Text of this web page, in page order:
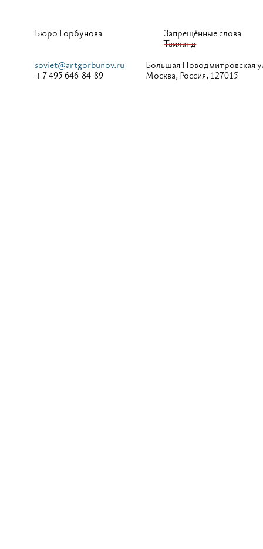
Бюро Горбунова
Запрещённые слова
Таиланд
soviet@artgorbunov.ru
+7 495 646-84-89
Большая Новодмитровская
Москва, Россия, 127015